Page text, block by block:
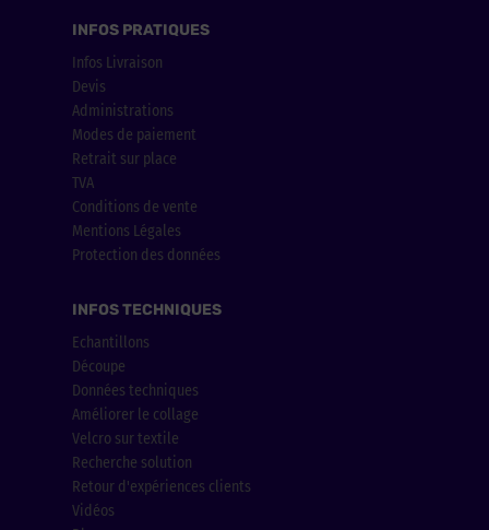
INFOS PRATIQUES
Infos Livraison
Devis
Administrations
Modes de paiement
Retrait sur place
TVA
Conditions de vente
Mentions Légales
Protection des données
INFOS TECHNIQUES
Echantillons
Découpe
Données techniques
Améliorer le collage
Velcro sur textile
Recherche solution
Retour d'expériences clients
Vidéos